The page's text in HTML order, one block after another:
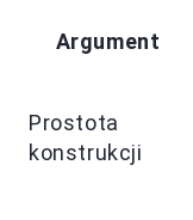
Argument
Prostota
konstrukcji